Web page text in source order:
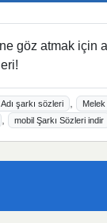
göz atmak için
şarkı sözleri Melek
mobil Şarkı Sözleri indir